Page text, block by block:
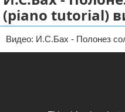
Отказ от
(piano tutorial)
Видео: И.С.Бах - Полонез